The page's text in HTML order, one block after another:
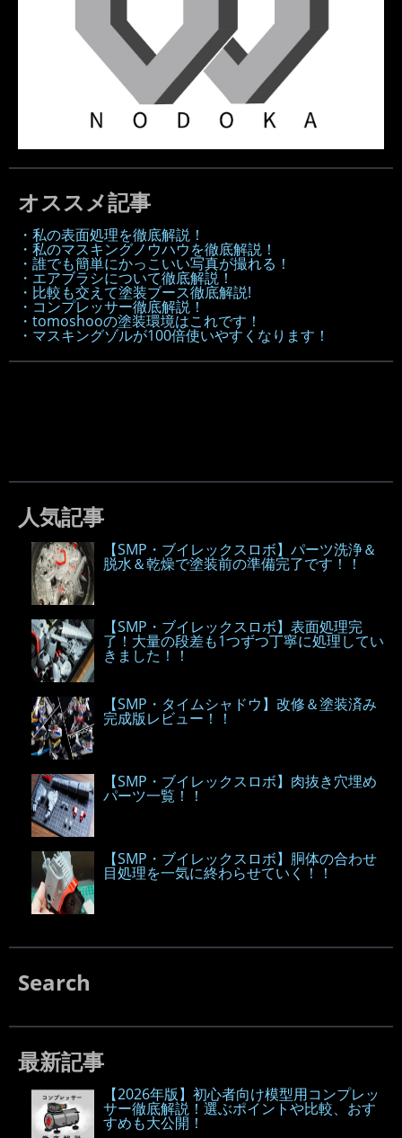
オススメ記事
・私の表面処理を徹底解説！
・私のマスキングノウハウを徹底解説！
・誰でも簡単にかっこいい写真が撮れる！
・エアブラシについて徹底解説！
・比較も交えて塗装ブース徹底解説!
・コンプレッサー徹底解説！
・tomoshooの塗装環境はこれです！
・マスキングゾルが100倍使いやすくなります！
人気記事
【SMP・ブイレックスロボ】パーツ洗浄＆
脱水＆乾燥で塗装前の準備完了です！！
【SMP・ブイレックスロボ】表面処理完
了！大量の段差も1つずつ丁寧に処理してい
きました！！
【SMP・タイムシャドウ】改修＆塗装済み
完成版レビュー！！
【SMP・ブイレックスロボ】肉抜き穴埋め
パーツ一覧！！
【SMP・ブイレックスロボ】胴体の合わせ
目処理を一気に終わらせていく！！
Search
最新記事
【2026年版】初心者向け模型用コンプレッ
サー徹底解説！選ぶポイントや比較、おす
すめも大公開！